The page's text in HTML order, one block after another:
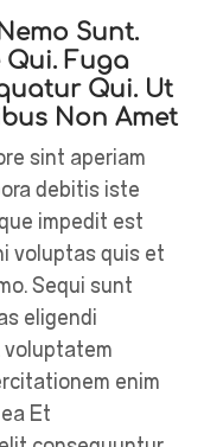
Sunt.
Fuga
Qui. Ut
Non Amet
sint aperiam
debitis iste
impedit est
voluptas quis et
Sequi sunt
eligendi
voluptatem
enim
Et